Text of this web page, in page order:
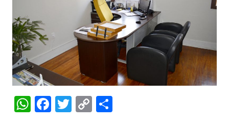
W F T C S